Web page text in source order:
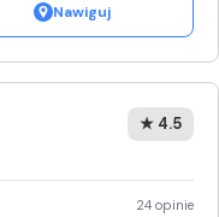
Nawiguj
★ 4.5
24 opinie